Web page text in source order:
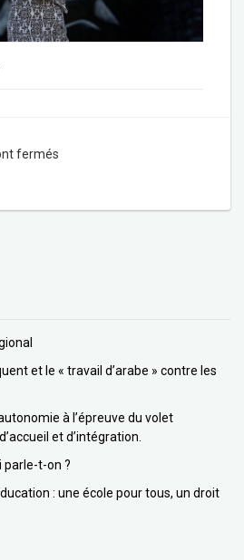
fermés
et le « travail d’arabe » contre les
à l’épreuve du volet
et d’intégration.
parle-t-on ?
: une école pour tous, un droit